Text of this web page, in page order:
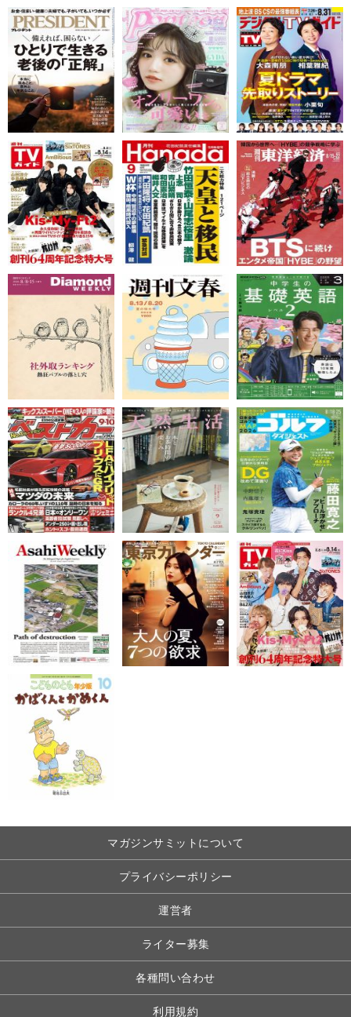
マガジンサミットについて
プライバシーポリシー
運営者
ライター募集
各種問い合わせ
利用規約